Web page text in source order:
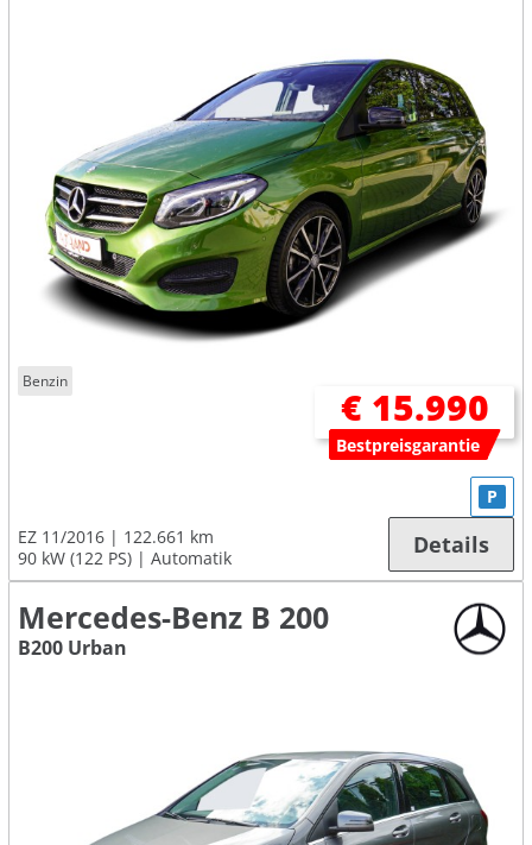
Benzin
€ 15.990
Bestpreisgarantie
EZ 11/2016
122.661 km
90 kW (122 PS)
Automatik
P
Details
Mercedes-Benz B 200
B200 Urban